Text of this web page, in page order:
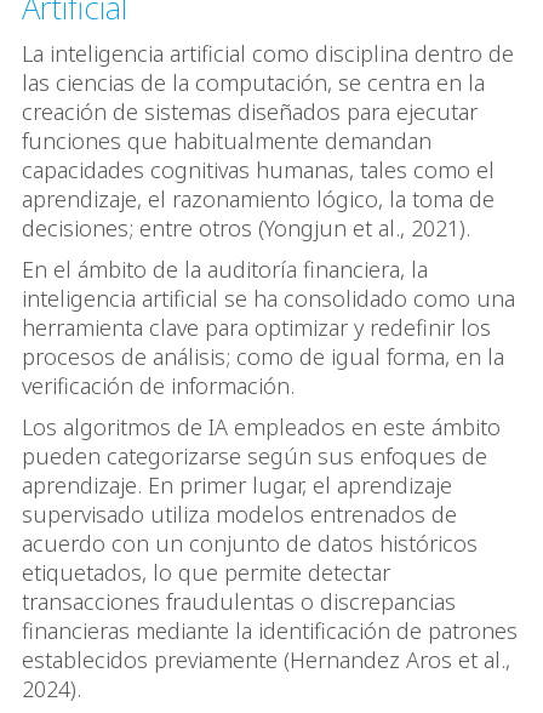
La inteligencia artificial como disciplina dentro de
las ciencias de la computación, se centra en la
creación de sistemas diseñados para ejecutar
funciones que habitualmente demandan
capacidades cognitivas humanas, tales como el
aprendizaje, el razonamiento lógico, la toma de
decisiones; entre otros (Yongjun et al., 2021).
En el ámbito de la auditoría financiera, la
inteligencia artificial se ha consolidado como una
herramienta clave para optimizar y redefinir los
procesos de análisis; como de igual forma, en la
verificación de información.
Los algoritmos de IA empleados en este ámbito
pueden categorizarse según sus enfoques de
aprendizaje. En primer lugar, el aprendizaje
supervisado utiliza modelos entrenados de
acuerdo con un conjunto de datos históricos
etiquetados, lo que permite detectar
transacciones fraudulentas o discrepancias
financieras mediante la identificación de patrones
establecidos previamente (Hernandez Aros et al.,
2024).